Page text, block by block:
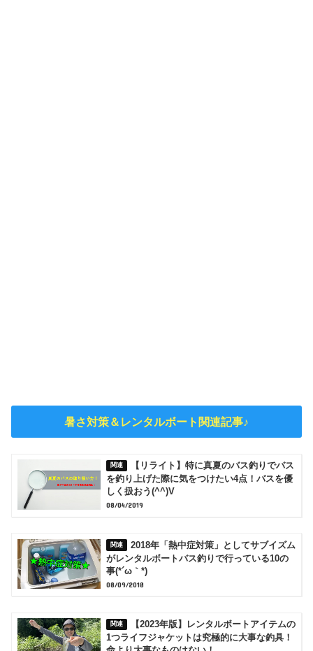
暑さ対策＆レンタルボート関連記事♪
【リライト】特に真夏のバス釣りでバス
を釣り上げた際に気をつけたい4点！バスを優
しく扱おう(^^)V
08/04/2019
2018年「熱中症対策」としてサブイズム
がレンタルボートバス釣りで行っている10の
事(*´ω｀*)
08/09/2018
【2023年版】レンタルボートアイテムの
1つライフジャケットは究極的に大事な釣具！